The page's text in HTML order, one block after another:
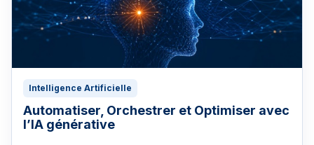
Intelligence Artificielle
Automatiser, Orchestrer et Optimiser avec
l’IA générative